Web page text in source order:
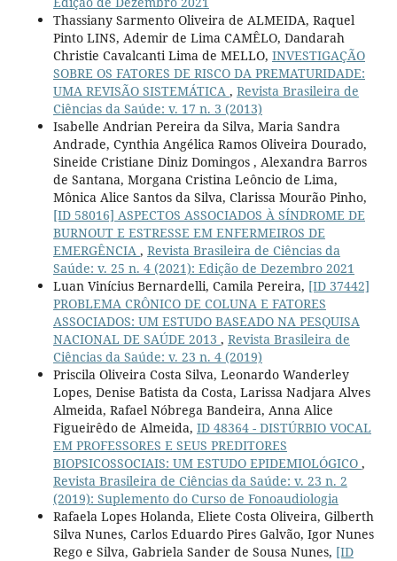
Thassiany Sarmento Oliveira de ALMEIDA, Raquel
Pinto LINS, Ademir de Lima CAMÊLO, Dandarah
Christie Cavalcanti Lima de MELLO, INVESTIGAÇÃO
SOBRE OS FATORES DE RISCO DA PREMATURIDADE:
UMA REVISÃO SISTEMÁTICA , Revista Brasileira de
Ciências da Saúde: v. 17 n. 3 (2013)
Isabelle Andrian Pereira da Silva, Maria Sandra
Andrade, Cynthia Angélica Ramos Oliveira Dourado,
Sineide Cristiane Diniz Domingos , Alexandra Barros
de Santana, Morgana Cristina Leôncio de Lima,
Mônica Alice Santos da Silva, Clarissa Mourão Pinho,
[ID 58016] ASPECTOS ASSOCIADOS À SÍNDROME DE
BURNOUT E ESTRESSE EM ENFERMEIROS DE
EMERGÊNCIA , Revista Brasileira de Ciências da
Saúde: v. 25 n. 4 (2021): Edição de Dezembro 2021
Luan Vinícius Bernardelli, Camila Pereira, [ID 37442]
PROBLEMA CRÔNICO DE COLUNA E FATORES
ASSOCIADOS: UM ESTUDO BASEADO NA PESQUISA
NACIONAL DE SAÚDE 2013 , Revista Brasileira de
Ciências da Saúde: v. 23 n. 4 (2019)
Priscila Oliveira Costa Silva, Leonardo Wanderley
Lopes, Denise Batista da Costa, Larissa Nadjara Alves
Almeida, Rafael Nóbrega Bandeira, Anna Alice
Figueirêdo de Almeida, ID 48364 - DISTÚRBIO VOCAL
EM PROFESSORES E SEUS PREDITORES
BIOPSICOSSOCIAIS: UM ESTUDO EPIDEMIOLÓGICO ,
Revista Brasileira de Ciências da Saúde: v. 23 n. 2
(2019): Suplemento do Curso de Fonoaudiologia
Rafaela Lopes Holanda, Eliete Costa Oliveira, Gilberth
Silva Nunes, Carlos Eduardo Pires Galvão, Igor Nunes
Rego e Silva, Gabriela Sander de Sousa Nunes, [ID